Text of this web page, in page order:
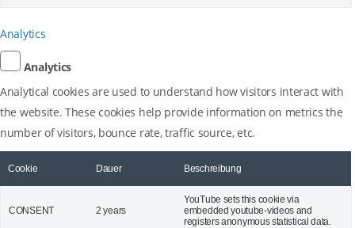
Analytics
Analytics
Analytical cookies are used to understand how visitors interact with
the website. These cookies help provide information on metrics the
number of visitors, bounce rate, traffic source, etc.
Cookie Dauer Beschreibung
CONSENT 2 years
YouTube sets this cookie via
embedded youtube-videos and
registers anonymous statistical data.